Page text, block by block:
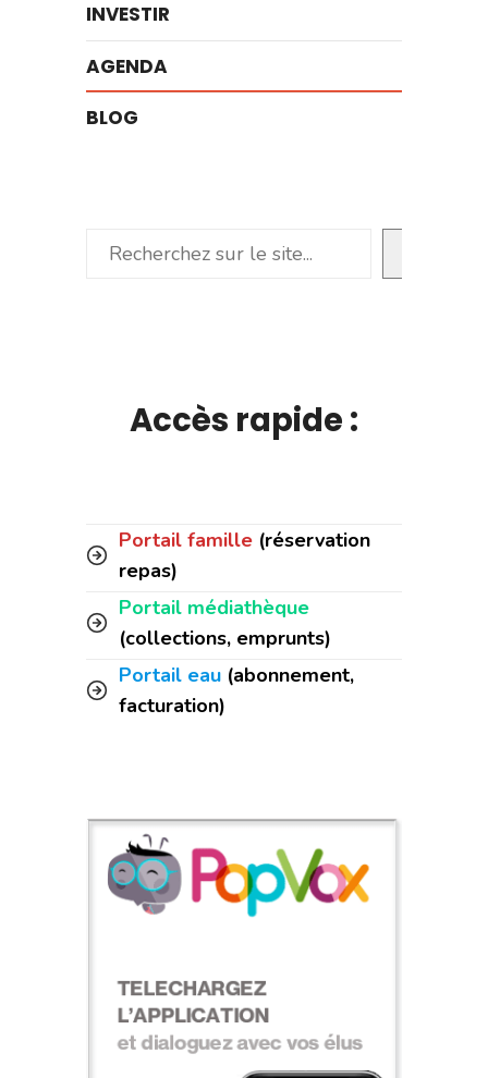
INVESTIR
AGENDA
BLOG
Rechercher
Accès rapide :
Portail famille (réservation
repas)
Portail médiathèque
(collections, emprunts)
Portail eau (abonnement,
facturation)